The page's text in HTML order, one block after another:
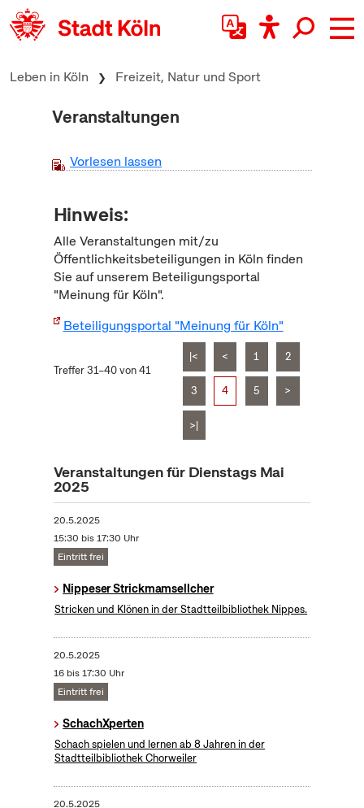
zum Inhalt springen
Leben in Köln Freizeit, Natur und Sport
Veranstaltungen
Vorlesen lassen
Hinweis:
Alle Veranstaltungen mit/zu
Öffentlichkeitsbeteiligungen in Köln finden
Sie auf unserem Beteiligungsportal
"Meinung für Köln".
Beteiligungsportal "Meinung für Köln"
Treffer 31–40 von 41
|< < 1 2
3 4 5 >
>|
Veranstaltungen für Dienstags Mai
2025
20.5.2025
15:30 bis 17:30 Uhr
Eintritt frei
Nippeser Strickmamsellcher
Stricken und Klönen in der Stadtteilbibliothek Nippes.
20.5.2025
16 bis 17:30 Uhr
Eintritt frei
SchachXperten
Schach spielen und lernen ab 8 Jahren in der
Stadtteilbibliothek Chorweiler
20.5.2025